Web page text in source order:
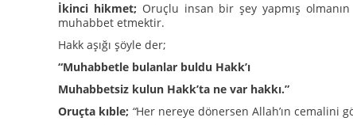
İkinci hikmet; Oruçlu insan bir şey yapmış
muhabbet etmektir.
Hakk aşığı şöyle der;
“Muhabbetle bulanlar buldu Hakk’ı
Muhabbetsiz kulun Hakk’ta ne var hakkı.”
Oruçta kıble; “Her nereye dönersen Allah’ın cemalini